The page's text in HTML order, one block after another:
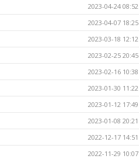
2023-04-24 08:52
2023-04-07 18:25
2023-03-18 12:12
2023-02-25 20:45
2023-02-16 10:38
2023-01-30 11:22
2023-01-12 17:49
2023-01-08 20:21
2022-12-17 14:51
2022-11-29 10:07